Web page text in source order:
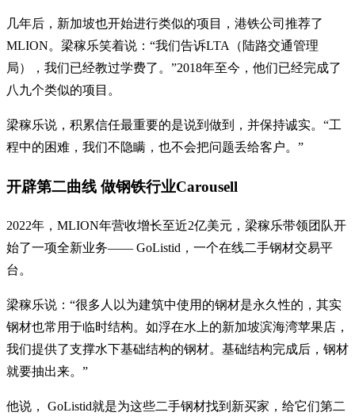
几年后，新加坡也开始进行类似的项目，港铁公司推荐了
MLION。梁稼乐笑着说：“我们告诉LTA（陆路交通管理
局），我们已经教过学费了。”2018年至今，他们已经完成了
八九个类似的项目。
梁稼乐说，积累信任最重要的是说到做到，并保持诚实。“工
程中的困难，我们不隐瞒，也不会把问题丢给客户。”
开辟第二曲线 做钢铁行业Carousell
2022年，MLION年营收增长至近2亿美元，梁稼乐带领团队开
始了一项全新业务—— GoListid，一个在线二手钢材交易平
台。
梁稼乐说：“很多人以为建筑中使用的钢材是永久性的，其实
钢材也常用于临时结构。如浮在水上的新加坡滨海湾苹果店，
我们提供了支撑水下基础结构的钢材。基础结构完成后，钢材
就要抽出来。”
他说， GoListid就是为这些二手钢材找到新买家，给它们第二